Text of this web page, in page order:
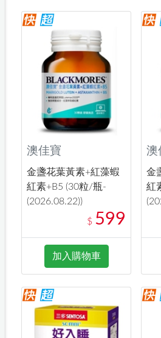
澳佳寶
金盞花葉黃素+紅藻蝦
紅素+B5 (30粒/瓶-
(2026.08.22))
$ 599
加入購物車
澳
金
紅